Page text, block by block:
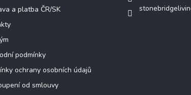
a platba ČR/SK
podmínky
ochrany osobních údajů
od smlouvy